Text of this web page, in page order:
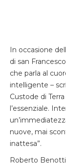
In occasione
di san
che parla al
intelligente –
Custode di
l’essenziale.
nuove, mai
inattesa”.
Roberto